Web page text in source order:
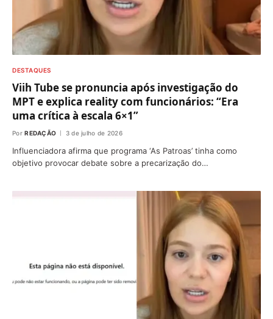
DESTAQUES
Viih Tube se pronuncia após investigação do
MPT e explica reality com funcionários: “Era
uma crítica à escala 6×1”
Por REDAÇÃO 3 de julho de 2026
Influenciadora afirma que programa ‘As Patroas’ tinha como
objetivo provocar debate sobre a precarização do…